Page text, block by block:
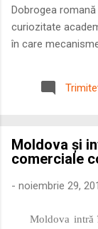
Dobrogea
curiozitate
în care
Într-o epocă în
era susținută de
roman – în
țesutul urban și
precizie
Moldova și
comerciale
- noiembrie 29,
Moldova intră